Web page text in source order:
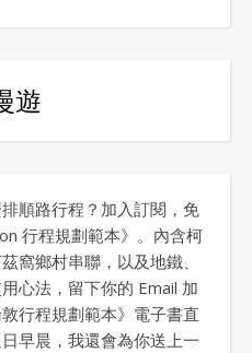
遊
順路行程？加入訂閱，免
行程規劃範本》。內含柯
窩鄉村串聯，以及地鐵、
心法，留下你的 Email 加
行程規劃範本》電子書直
早晨，我還會為你送上一